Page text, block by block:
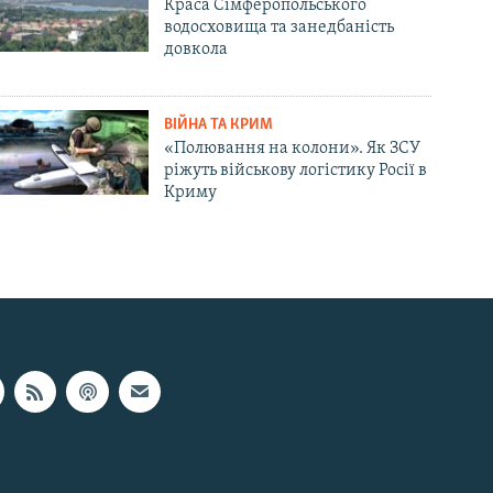
Краса Сімферопольського
водосховища та занедбаність
довкола
ВІЙНА ТА КРИМ
«Полювання на колони». Як ЗСУ
ріжуть військову логістику Росії в
Криму